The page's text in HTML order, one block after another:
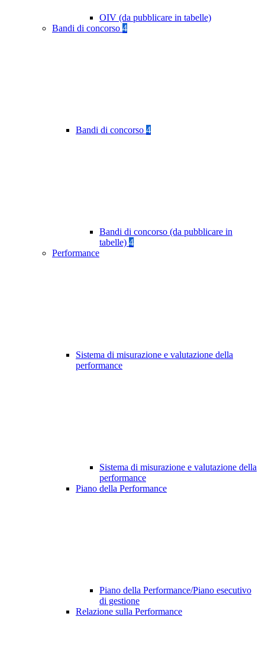
OIV (da pubblicare in tabelle)
Bandi di concorso 4
Bandi di concorso 4
Bandi di concorso (da pubblicare in
tabelle) 4
Performance
Sistema di misurazione e valutazione della
performance
Sistema di misurazione e valutazione della
performance
Piano della Performance
Piano della Performance/Piano esecutivo
di gestione
Relazione sulla Performance